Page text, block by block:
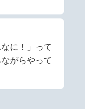
に！」って
がらやって